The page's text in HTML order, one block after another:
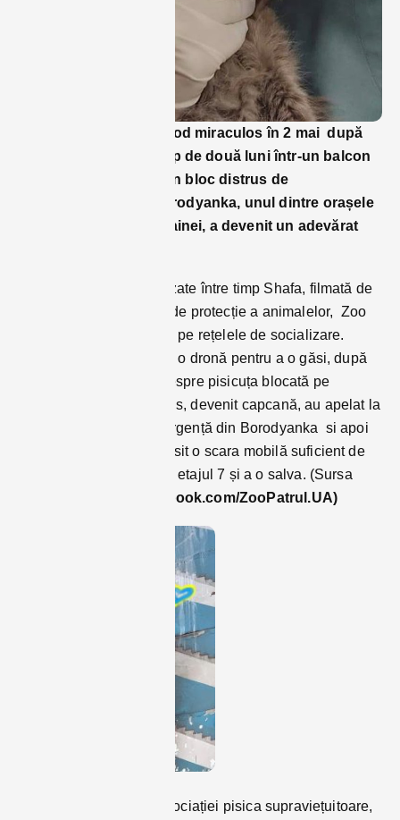
O pisicuță salvată în mod miraculos în 2 mai după
ce a rămas blocată timp de două luni într-un balcon
la etajul al 7-lea dintr-un bloc distrus de
bombardamente în Borodyanka, unul dintre orașele
greu încercate ale Ucrainei, a devenit un adevărat
Salvarea pisicuței, botezate între timp Shafa, filmată de
voluntarii unei asociații de protecție a animalelor, Zoo
Patrula , a devenit virală pe rețelele de socializare.
Salvatorii care au ridicat o dronă pentru a o găsi, după
ce au primit informații despre pisicuța blocată pe
balconul unui bloc distrus, devenit capcană, au apelat la
serviciile voluntare de urgență din Borodyanka si apoi
la pompieri, unde au găsit o scara mobilă suficient de
înaltă pentru a ajunge la etajul 7 și a o salva. (Sursa
https://www.facebook.com/ZooPatrul.UA)
Îngrijită de veterinarii asociației pisica supraviețuitoare,